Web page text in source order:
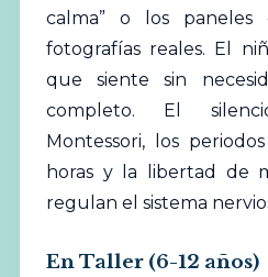
calma” o los paneles
fotografías reales. El
que siente sin
completo. El
Montessori, los
horas y la libertad de
regulan el sistema
En Taller (6-12 años)